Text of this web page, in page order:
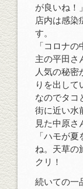
が良いね！
店内は感染
す。
「コロナ
主の平田さ
人気の秘密
りを出して
なのでタコ
街に近い水
見た中原さ
「ハモが
ね。天草の
クリ！
続いての一